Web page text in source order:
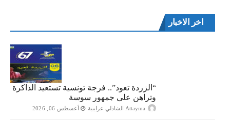
اخر الاخبار
“الزردة تعود”.. فرجة تونسية تستعيد الذاكرة
وتراهن على جمهور سوسة
Attayma الشاذلي عرايبية أغسطس 06, 2026